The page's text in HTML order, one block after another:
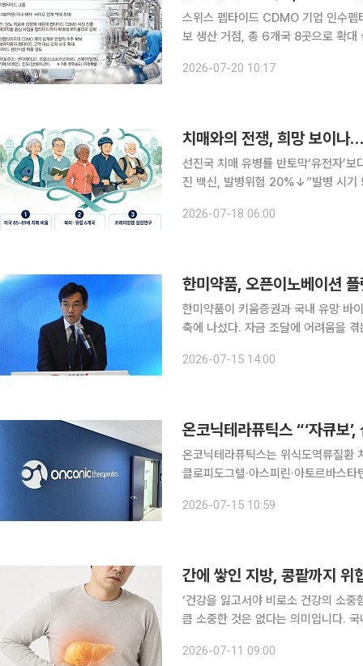
스위스 펩타이드 CDMO 기업 인수펩
보 생산 거점, 총 6개국 8곳으로 확대 삼성바이오로직스가 국내 제약·바이오 업계 사상 최대 규모의
당뇨 치료제를 중심으로 펩타이드 의
2026-07-20 10:17
치매와의 전쟁, 희망 보이
선진국 치매 유병률 반토막‘유전자’보
진 백신, 발병위험 20%↓”발병 시기
지난 수십 년간 꾸준히 감소한 것으로
2026-07-18 06:00
한미약품, 오픈이노베이션
한미약품이 키움증권과 국내 유망 바
축에 나섰다. 자금 조달에 어려움을
움증권은 15일 서울 송파구 한미
2026-07-15 14:00
온코닉테라퓨틱스 “‘자큐보
온코닉테라퓨틱스는 위식도역류질환
클로피도그렐·아스피린·아토르바스
다고 15일 밝혔다. 이번 임상
2026-07-15 10:59
간에 쌓인 지방, 콩팥까지
‘건강을 잃고서야 비로소 건강의 소
큼 소중한 것은 없다는 의미입니다.
환을 넘어 신장 건강에도 영향을 미친
2026-07-11 09:00